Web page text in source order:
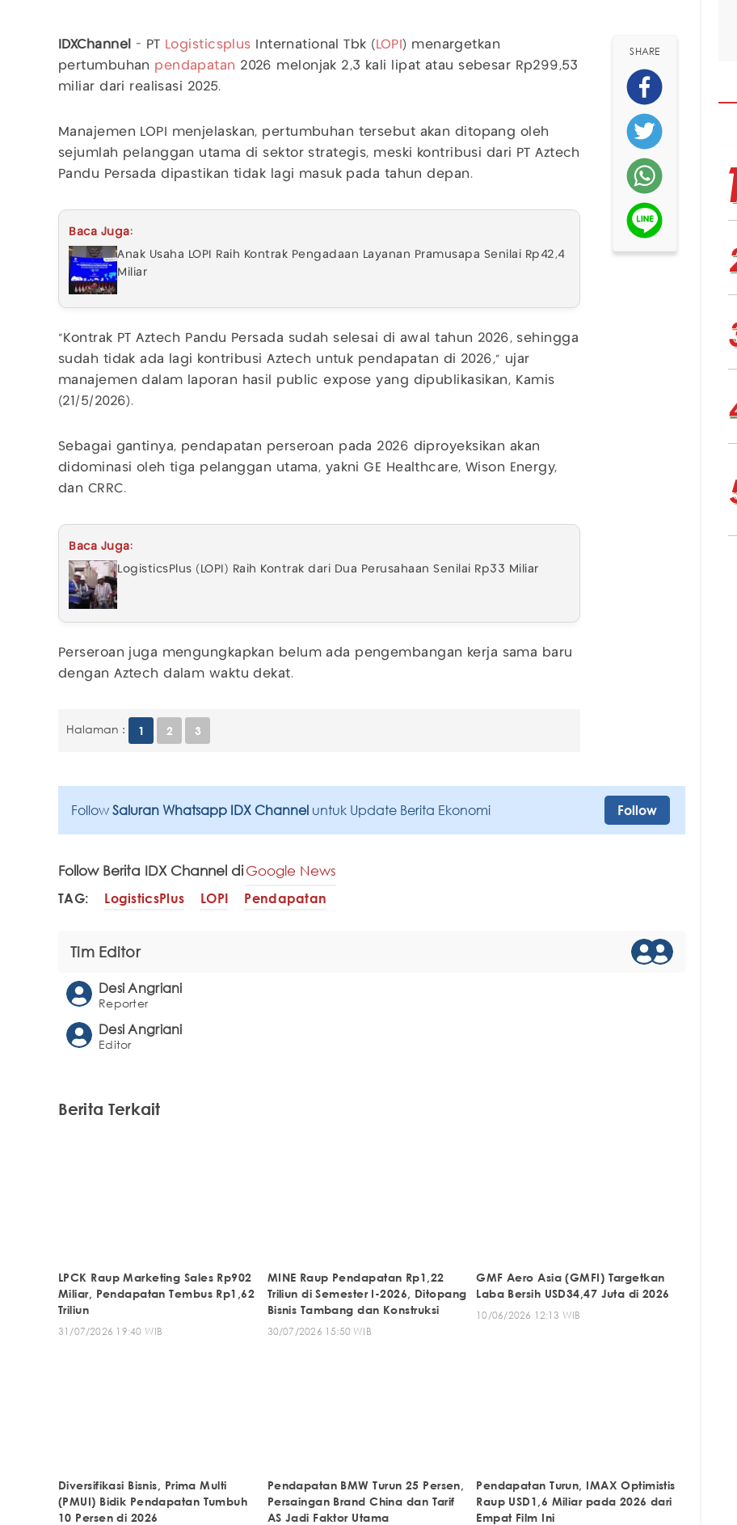
IDXChannel - PT Logisticsplus International Tbk ( LOPI ) menargetkan
pertumbuhan pendapatan 2026 melonjak 2,3 kali lipat atau sebesar Rp299,53
miliar dari realisasi 2025.
Manajemen LOPI menjelaskan, pertumbuhan tersebut akan ditopang oleh
sejumlah pelanggan utama di sektor strategis, meski kontribusi dari PT Aztech
Pandu Persada dipastikan tidak lagi masuk pada tahun depan.
Baca Juga:
Anak Usaha LOPI Raih Kontrak Pengadaan Layanan Pramusapa Senilai Rp42,4
Miliar
“Kontrak PT Aztech Pandu Persada sudah selesai di awal tahun 2026, sehingga
sudah tidak ada lagi kontribusi Aztech untuk pendapatan di 2026,” ujar
manajemen dalam laporan hasil public expose yang dipublikasikan, Kamis
(21/5/2026).
Sebagai gantinya, pendapatan perseroan pada 2026 diproyeksikan akan
didominasi oleh tiga pelanggan utama, yakni GE Healthcare, Wison Energy,
dan CRRC.
Baca Juga:
LogisticsPlus (LOPI) Raih Kontrak dari Dua Perusahaan Senilai Rp33 Miliar
Perseroan juga mengungkapkan belum ada pengembangan kerja sama baru
dengan Aztech dalam waktu dekat.
Halaman : 1 2 3
SHARE
Follow Saluran Whatsapp IDX Channel untuk Update Berita Ekonomi Follow
Follow Berita IDX Channel diGoogle News
TAG: LogisticsPlus LOPI Pendapatan
Tim Editor
Desi Angriani
Reporter
Desi Angriani
Editor
Berita Terkait
LPCK Raup Marketing Sales Rp902
Miliar, Pendapatan Tembus Rp1,62
Triliun
31/07/2026 19:40 WIB
MINE Raup Pendapatan Rp1,22
Triliun di Semester I-2026, Ditopang
Bisnis Tambang dan Konstruksi
30/07/2026 15:50 WIB
GMF Aero Asia (GMFI) Targetkan
Laba Bersih USD34,47 Juta di 2026
10/06/2026 12:13 WIB
Diversifikasi Bisnis, Prima Multi
(PMUI) Bidik Pendapatan Tumbuh
10 Persen di 2026
Pendapatan BMW Turun 25 Persen,
Persaingan Brand China dan Tarif
AS Jadi Faktor Utama
Pendapatan Turun, IMAX Optimistis
Raup USD1,6 Miliar pada 2026 dari
Empat Film Ini